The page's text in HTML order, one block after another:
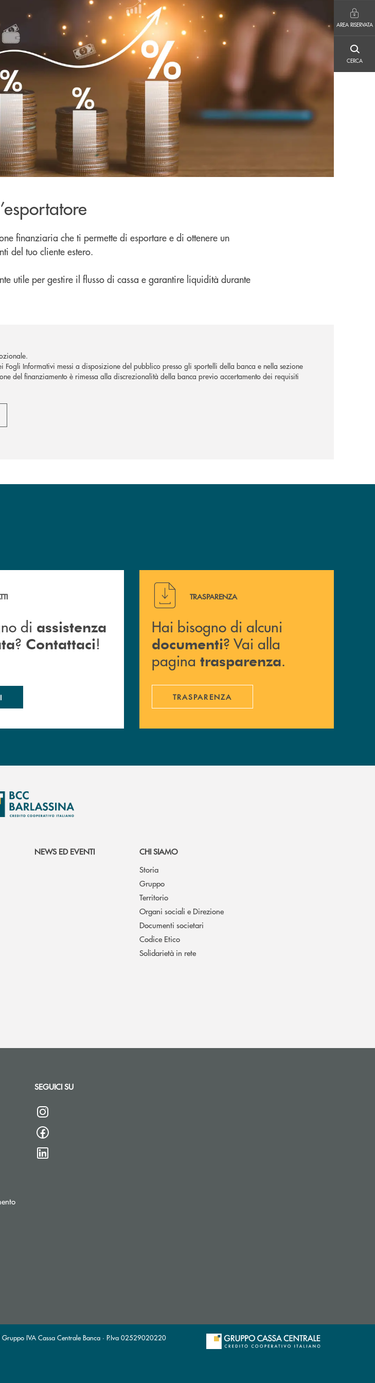
AREA RISERVATA
AREA RISERVATA
CERCA
finanziaria che ti permette di esportare e di ottenere un
del tuo cliente estero.
utile per gestire il flusso di cassa e garantire liquidità durante
Fogli Informativi messi a disposizione del pubblico presso gli sportelli della banca e nella sezione
del finanziamento è rimessa alla discrezionalità della banca previo accertamento dei requisiti
immediata ? Contattaci !
di assistenza
? Contattaci!
Hai bisogno di alcuni documenti ? Vai alla pagina
TRASPARENZA
Hai bisogno di alcuni
documenti? Vai alla
pagina trasparenza.
TRASPARENZA
NEWS ED EVENTI
CHI SIAMO
Storia
Gruppo
Territorio
Organi sociali e Direzione
Documenti societari
Codice Etico
Solidarietà in rete
SEGUICI SU
IVA Cassa Centrale Banca · P.Iva 02529020220